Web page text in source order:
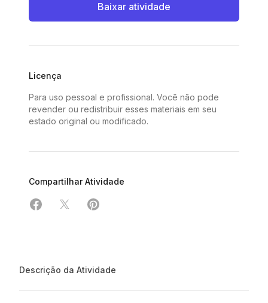
Baixar atividade
Licença
Para uso pessoal e profissional. Você não pode
revender ou redistribuir esses materiais em seu
estado original ou modificado.
Compartilhar Atividade
Compartilhar em Facebook
Compartilhar em X
Compartilhar em Pinterest
Descrição da Atividade